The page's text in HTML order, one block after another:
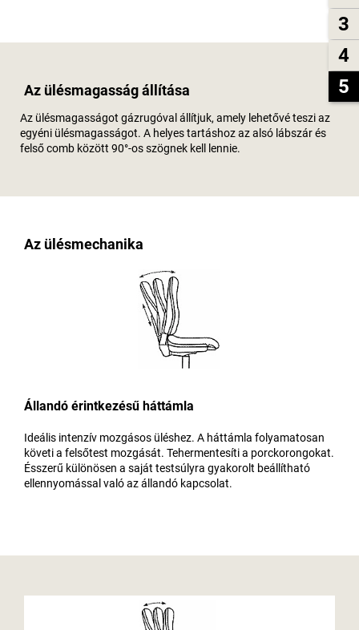
3
4
5
Az ülésmagasság állítása
Az ülésmagasságot gázrugóval állítjuk, amely lehetővé teszi az
egyéni ülésmagasságot. A helyes tartáshoz az alsó lábszár és
felső comb között 90°-os szögnek kell lennie.
Az ülésmechanika
Állandó érintkezésű háttámla
Ideális intenzív mozgásos üléshez. A háttámla folyamatosan
követi a felsőtest mozgását. Tehermentesíti a porckorongokat.
Ésszerű különösen a saját testsúlyra gyakorolt beállítható
ellennyomással való az állandó kapcsolat.